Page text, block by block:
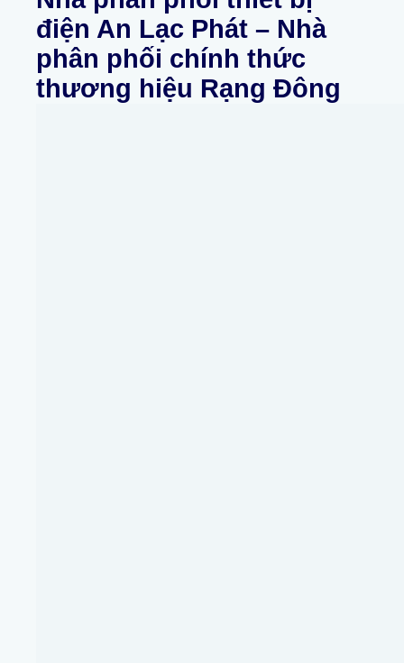
điện An Lạc Phát – Nhà
phân phối chính thức
thương hiệu Rạng Đông